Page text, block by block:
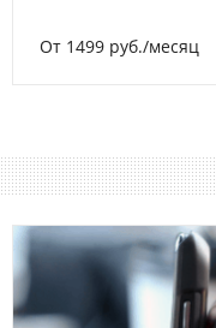
От 1499 руб./месяц